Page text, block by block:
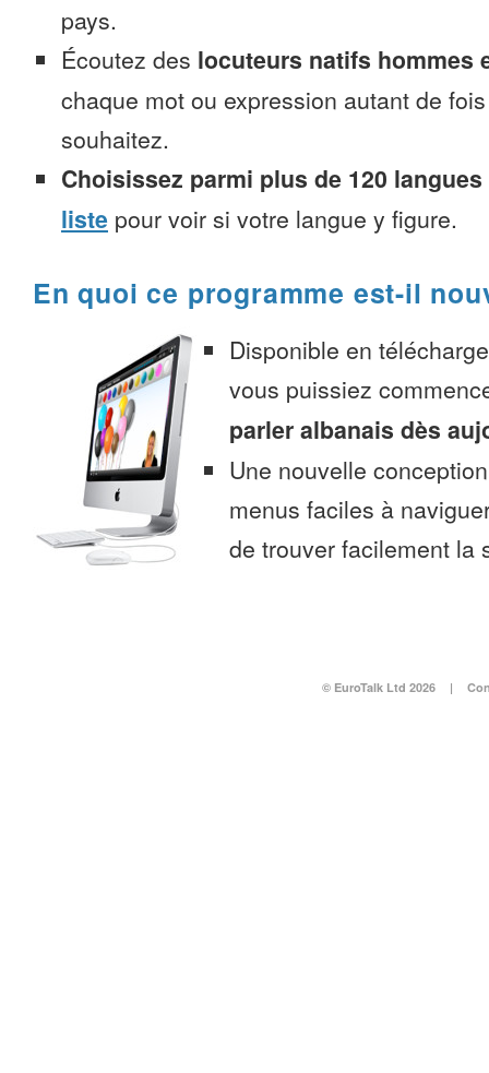
pays.
Écoutez des locuteurs natifs hommes
chaque mot ou expression autant de
souhaitez.
Choisissez parmi plus de 120 langues
liste pour voir si votre langue y figure.
En quoi ce programme est-il
Disponible en
vous puissiez
parler albanais dès
Une nouvelle
menus faciles à
de trouver facilement la
© EuroTalk Ltd 2026 |